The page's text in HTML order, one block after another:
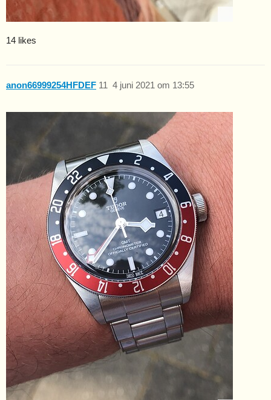
14 likes
anon66999254HFDEF 4 juni 2021 om 13:55
11